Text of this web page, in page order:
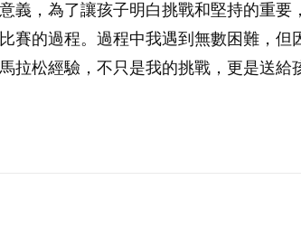
義，為了讓孩子明白挑戰和堅持的重要
賽的過程。過程中我遇到無數困難，但
拉松經驗，不只是我的挑戰，更是送給